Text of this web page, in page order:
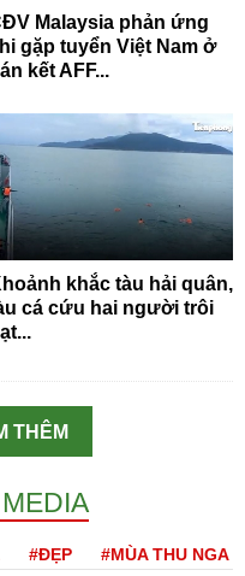
Malaysia phản ứng
gặp tuyển Việt Nam ở
kết AFF...
khắc tàu hải quân,
cá cứu hai người trôi
THÊM
#ĐẸP #MÙA THU NGA